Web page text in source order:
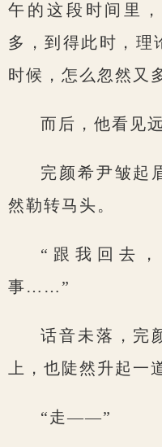
午的这段时间里
多，到得此时，理
时候，怎么忽然又
而后，他看见
完颜希尹皱起
然勒转马头。
“跟我回去
事……”
话音未落，完
上，也陡然升起一
“走——”